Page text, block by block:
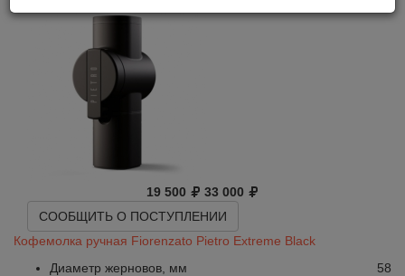
19 500
33 000
СООБЩИТЬ О ПОСТУПЛЕНИИ
Кофемолка ручная Fiorenzato Pietro Extreme Black
Диаметр жерновов, мм
58